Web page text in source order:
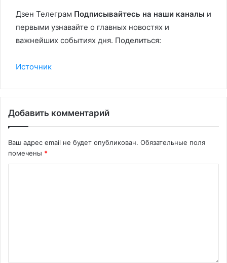
Дзен Телеграм Подписывайтесь на наши каналы и
первыми узнавайте о главных новостях и
важнейших событиях дня. Поделиться:
Источник
Добавить комментарий
Ваш адрес email не будет опубликован. Обязательные поля
помечены *